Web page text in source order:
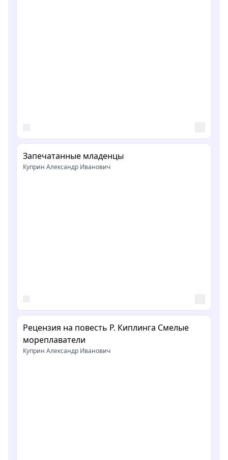
Запечатанные младенцы
Куприн Александр Иванович
Рецензия на повесть Р. Киплинга Смелые
мореплаватели
Куприн Александр Иванович